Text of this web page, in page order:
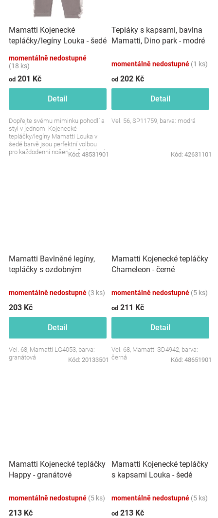
Mamatti Kojenecké
tepláčky/legíny Louka - šedé
momentálně nedostupné
(18 ks)
od 201 Kč
Detail
Dopřejte svému miminku pohodlí a
styl v jednom! Kojenecké
tepláčky/legíny Mamatti Louka v
šedé barvě jsou perfektní volbou
pro každodenní nošení. Díky kvalitní
Kód: 48531901
Tepláky s kapsami, bavlna
Mamatti, Dino park - modré
momentálně nedostupné (1 ks)
od 202 Kč
Detail
Vel. 56, SP11759, barva: modrá
Kód: 42631101
Mamatti Bavlněné legíny,
tepláčky s ozdobným
granátové
momentálně nedostupné (3 ks)
203 Kč
Detail
Vel. 68, Mamatti LG4053, barva:
granátová
Kód: 20133501
Mamatti Kojenecké tepláčky
Chameleon - černé
momentálně nedostupné (5 ks)
od 211 Kč
Detail
Vel. 68, Mamatti SD4942, barva:
černá
Kód: 48651901
Mamatti Kojenecké tepláčky
Happy - granátové
momentálně nedostupné (5 ks)
213 Kč
Mamatti Kojenecké tepláčky
s kapsami Louka - šedé
momentálně nedostupné (5 ks)
od 213 Kč